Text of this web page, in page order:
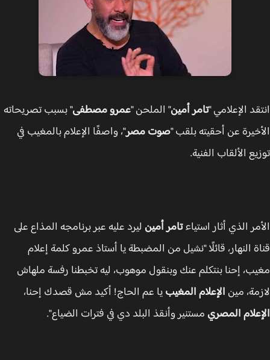
الإعلامي "تامر أمين" الملحن "عمرو مصطفى" بسبب تصريحاته
عن أحقيته بلقب "صوت مصر"، واصفًا الإعلام بالمغيب في
الألقاب الفنية.
الذي أثار استياءتامر أمينليرد عليه عبر برنامجه المذاع على
النهار، قائلًا "نشيل من المضبطة يا أستاذ عمرو كلمة إعلام
إحنا بنتكلم عنك وبنقول موهوب، ليه تخبطنا رفسة ملهاش
مينالإعلام المغيبيا عم الحاج! أكيد مش قصدك إحنا،
المصريمستنير وأنقذ البلد دي في فترات الضياع".